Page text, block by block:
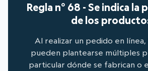
Regla n° 68 - Se indica la
de los
Al realizar un pedido en línea,
pueden plantearse múltiples
particular dónde se fabrican o